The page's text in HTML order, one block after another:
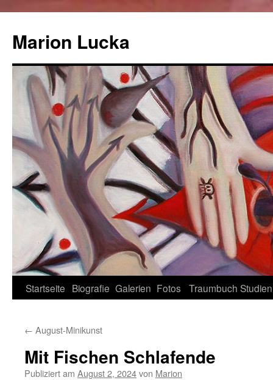
Marion Lucka
Zum
springen
Startseite Biografie Galerien Fotos Traumbuch Studien
← August-Minikunst
Mit Fischen Schlafende
Publiziert am August 2, 2024von Marion